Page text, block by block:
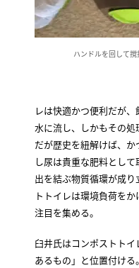
ハンドルを回して
レは快適かつ便利だが
水に流し、しかもその処
だが歴史を紐解けば、か
し尿は貴重な肥料とし
出を結ぶ物質循環が成
トトイレは環境負荷を
注目を集める。
臼井氏はコンポストト
あるもの」と位置付け